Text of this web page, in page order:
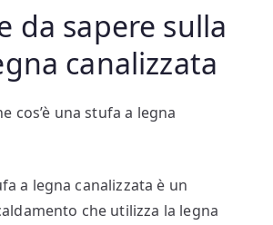
da sapere sulla
canalizzata
cos’è una stufa a legna
a legna canalizzata è un
che utilizza la legna